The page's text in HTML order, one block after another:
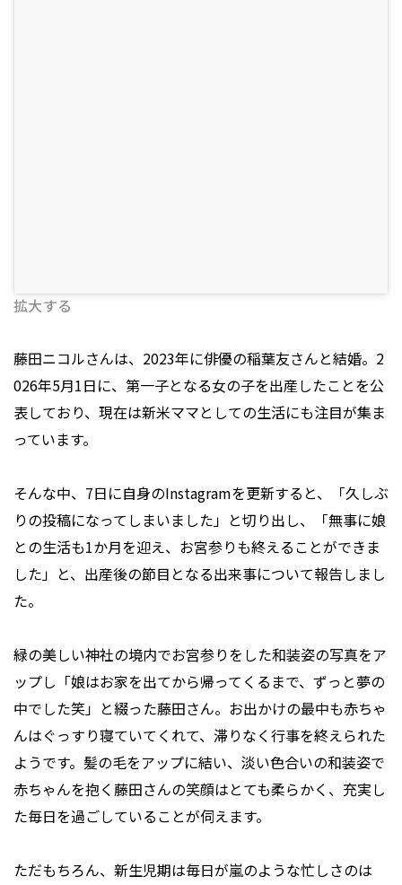
拡大する
藤田ニコルさんは、2023年に俳優の稲葉友さんと結婚。2
026年5月1日に、第一子となる女の子を出産したことを公
表しており、現在は新米ママとしての生活にも注目が集ま
っています。
そんな中、7日に自身のInstagramを更新すると、「久しぶ
りの投稿になってしまいました」と切り出し、「無事に娘
との生活も1か月を迎え、お宮参りも終えることができま
した」と、出産後の節目となる出来事について報告しまし
た。
緑の美しい神社の境内でお宮参りをした和装姿の写真をア
ップし「娘はお家を出てから帰ってくるまで、ずっと夢の
中でした笑」と綴った藤田さん。お出かけの最中も赤ちゃ
んはぐっすり寝ていてくれて、滞りなく行事を終えられた
ようです。髪の毛をアップに結い、淡い色合いの和装姿で
赤ちゃんを抱く藤田さんの笑顔はとても柔らかく、充実し
た毎日を過ごしていることが伺えます。
ただもちろん、新生児期は毎日が嵐のような忙しさのは